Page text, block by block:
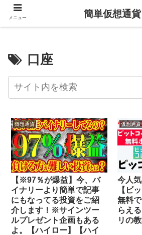
口座
仮想通貨
【※97％が爆益】今、バ
イナリーより簡単で記事
にもなってる投資をご紹
介します！※サインツー
ルプレゼント企画もある
よ。【ハイロー】【ハイ
仮想通貨
今人
【ビ
無料
らえ
リの
メニュー 簡単仮想通貨